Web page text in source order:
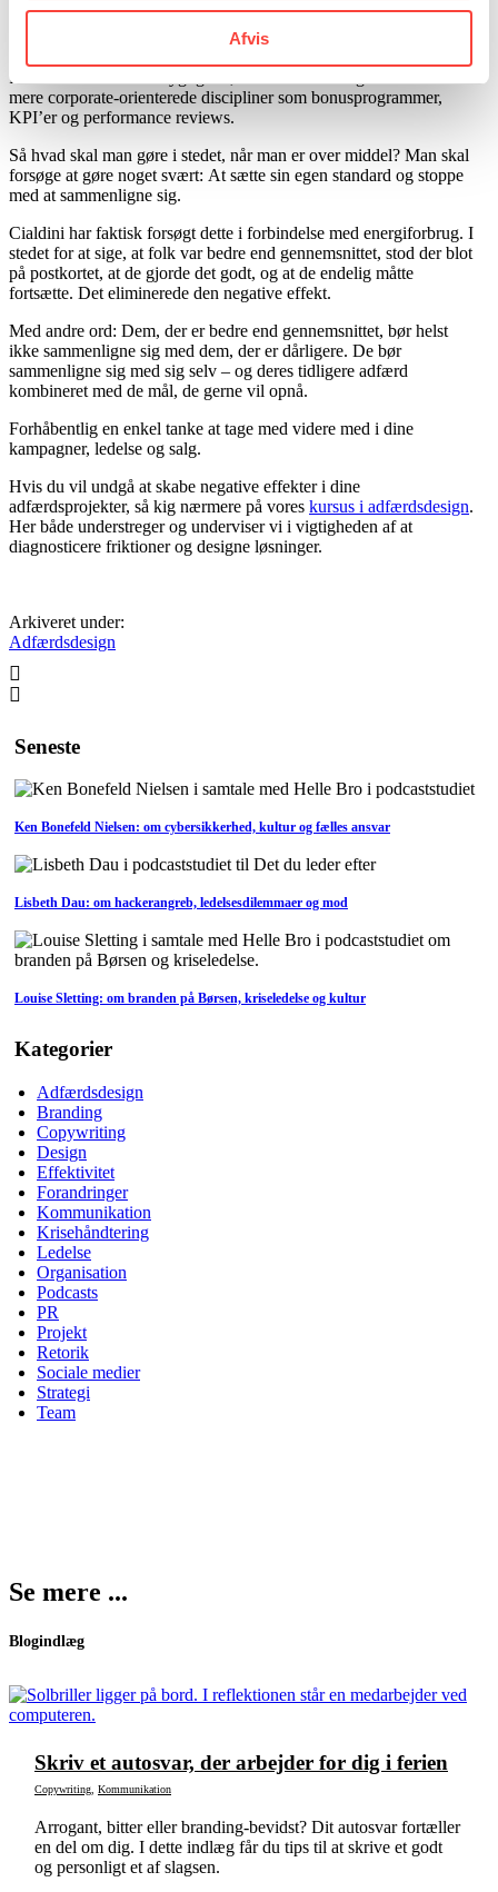
Afvis
’The magnetic middle’ minder os om, at det ikke altid er en god
forbindelse med bæredygtighed, men der findes også evidens fra
mere corporate-orienterede discipliner som bonusprogrammer,
KPI’er og performance reviews.
Så hvad skal man gøre i stedet, når man er over middel? Man skal
forsøge at gøre noget svært: At sætte sin egen standard og stoppe
med at sammenligne sig.
Cialdini har faktisk forsøgt dette i forbindelse med energiforbrug. I
stedet for at sige, at folk var bedre end gennemsnittet, stod der blot
på postkortet, at de gjorde det godt, og at de endelig måtte
fortsætte. Det eliminerede den negative effekt.
Med andre ord: Dem, der er bedre end gennemsnittet, bør helst
ikke sammenligne sig med dem, der er dårligere. De bør
sammenligne sig med sig selv – og deres tidligere adfærd
kombineret med de mål, de gerne vil opnå.
Forhåbentlig en enkel tanke at tage med videre med i dine
kampagner, ledelse og salg.
Hvis du vil undgå at skabe negative effekter i dine
adfærdsprojekter, så kig nærmere på vores kursus i adfærdsdesign.
Her både understreger og underviser vi i vigtigheden af at
diagnosticere friktioner og designe løsninger.
Arkiveret under:
Adfærdsdesign
Seneste
Ken Bonefeld Nielsen: om cybersikkerhed, kultur og fælles ansvar
Lisbeth Dau: om hackerangreb, ledelsesdilemmaer og mod
Louise Sletting: om branden på Børsen, kriseledelse og kultur
Kategorier
Adfærdsdesign
Branding
Copywriting
Design
Effektivitet
Forandringer
Kommunikation
Krisehåndtering
Ledelse
Organisation
Podcasts
PR
Projekt
Retorik
Sociale medier
Strategi
Team
Se mere ...
Blogindlæg
Skriv et autosvar, der arbejder for dig i ferien
Copywriting Kommunikation
Arrogant, bitter eller branding-bevidst? Dit autosvar fortæller
en del om dig. I dette indlæg får du tips til at skrive et godt
og personligt et af slagsen.